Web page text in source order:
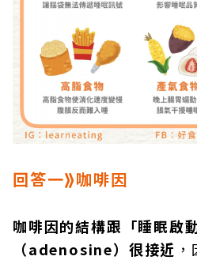
回答一⟫咖啡因
咖啡因的結構跟「睡眠啟
（adenosine）很接近